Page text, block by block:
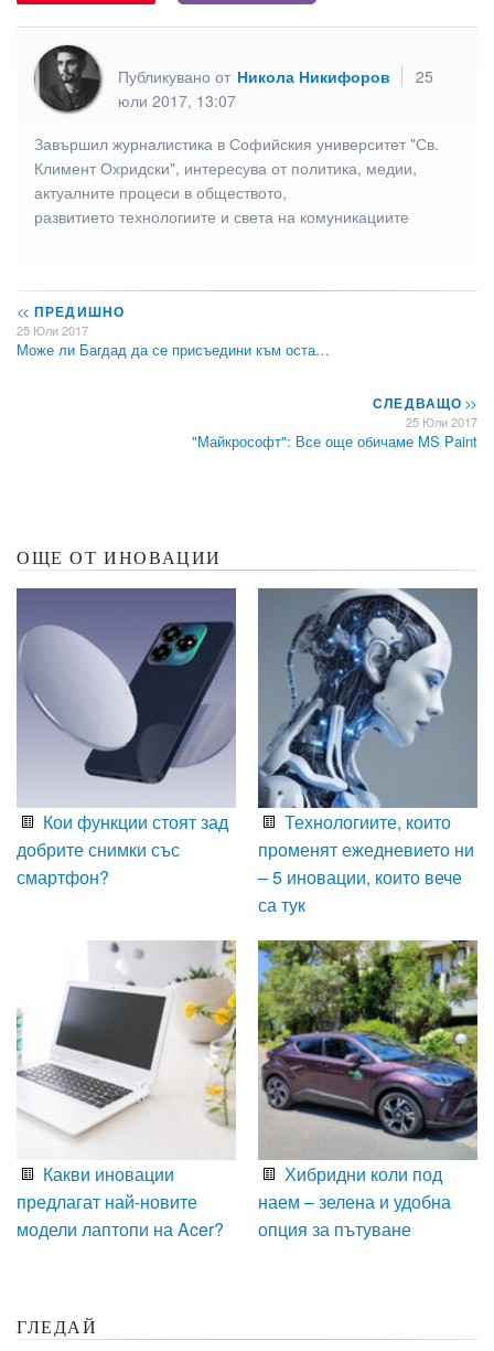
Публикувано от Никола Никифоров
25
юли 2017, 13:07
Завършил журналистика в Софийския университет "Св.
Климент Охридски", интересува от политика, медии,
актуалните процеси в обществото,
развитието технологиите и света на комуникациите
<< ПРЕДИШНО
25 Юли 2017
Може ли Багдад да се присъедини към оста…
СЛЕДВАЩО>>
25 Юли 2017
"Майкрософт": Все още обичаме MS Paint
ОЩЕ ОТ ИНОВАЦИИ
Кои функции стоят зад
добрите снимки със
смартфон?
Технологиите, които
променят ежедневието ни
– 5 иновации, които вече
са тук
Какви иновации
предлагат най-новите
модели лаптопи на Acer?
Хибридни коли под
наем – зелена и удобна
опция за пътуване
ГЛЕДАЙ